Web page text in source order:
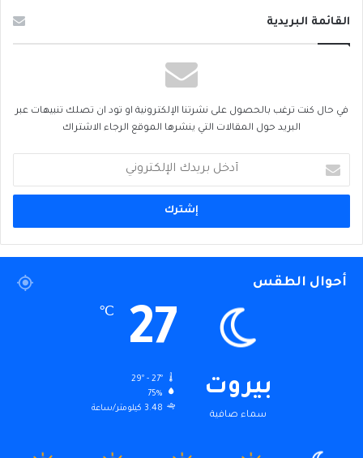
القائمة البريدية
في حال كنت ترغب بالحصول على نشرتنا الإلكترونية او تود ان تصلك تنبيهات عبر
البريد حول المقالات التي ينشرها الموقع الرجاء الاشتراك
بريدك
الإلكتروني
أحوال الطقس
بيروت
سماء صافية
27
℃
29º - 27º
75%
3.48 كيلومتر/ساعة